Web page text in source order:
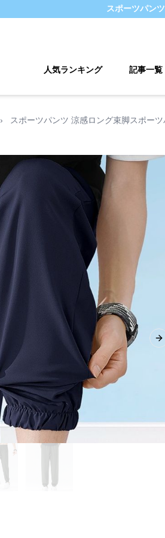
スポーツパンツ
人気ランキング 記事一覧
› スポーツパンツ 涼感ロング束脚スポーツ